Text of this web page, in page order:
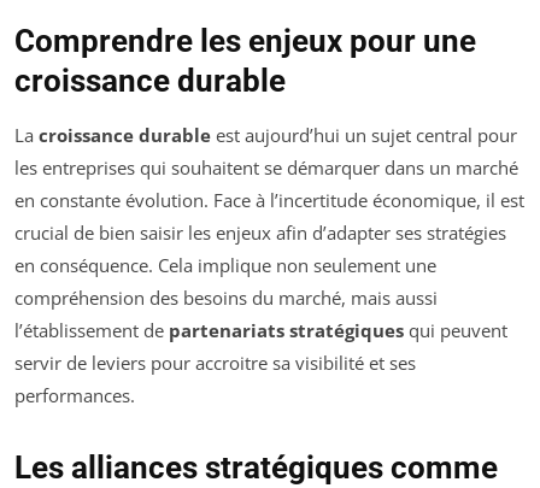
Comprendre les enjeux pour une
croissance durable
La croissance durable est aujourd’hui un sujet central pour
les entreprises qui souhaitent se démarquer dans un marché
en constante évolution. Face à l’incertitude économique, il est
crucial de bien saisir les enjeux afin d’adapter ses stratégies
en conséquence. Cela implique non seulement une
compréhension des besoins du marché, mais aussi
l’établissement de partenariats stratégiques qui peuvent
servir de leviers pour accroitre sa visibilité et ses
performances.
Les alliances stratégiques comme